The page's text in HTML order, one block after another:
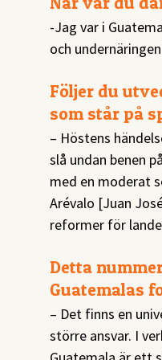
-Jag var i
och
Följer du
som står på
– Höstens
slå undan benen
med en moderat
Arévalo [Juan
reformer för
Detta
Guatemalas
– Det finns en
större ansvar. I